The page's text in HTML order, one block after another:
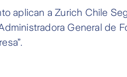
aplican a Zurich Chile
General de